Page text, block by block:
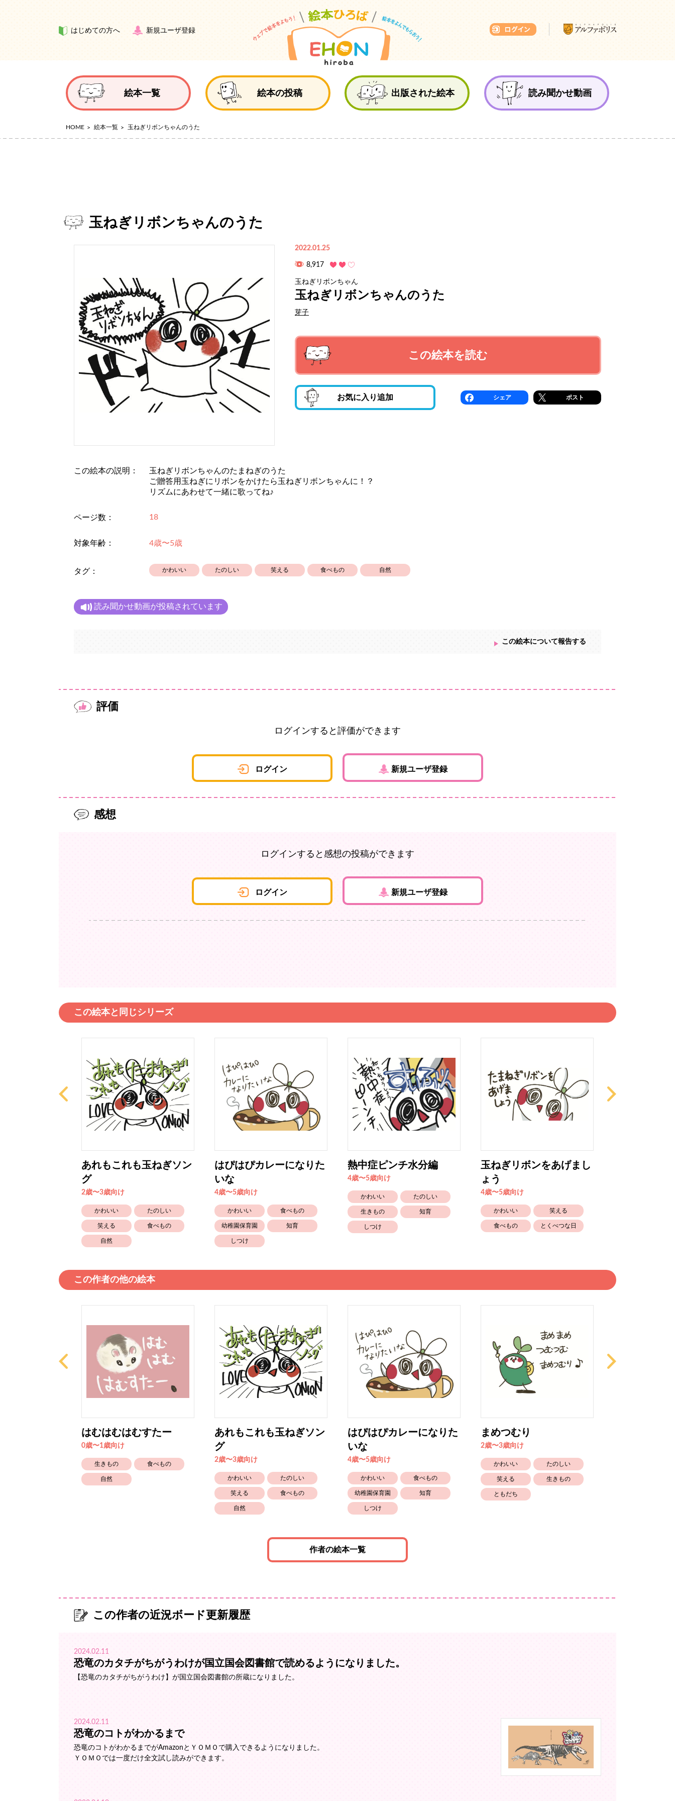
はじめての方へ 新規ユーザ登録
絵本一覧 絵本の投稿 出版された絵本 読み聞かせ動画
HOME 絵本一覧 玉ねぎリボンちゃんのうた
玉ねぎリボンちゃんのうた
2022.01.25
8,917
玉ねぎリボンちゃん
玉ねぎリボンちゃんのうた
芽子
この絵本を読む
お気に入り追加 シェア ポスト
この絵本の説明：
玉ねぎリボンちゃんのたまねぎのうた
ご贈答用玉ねぎにリボンをかけたら玉ねぎリボンちゃんに！？
リズムにあわせて一緒に歌ってね♪
ページ数： 18
対象年齢： 4歳〜5歳
タグ： かわいい たのしい 笑える 食べもの 自然
読み聞かせ動画が投稿されています
この絵本について報告する
評価
ログインすると評価ができます
ログイン 新規ユーザ登録
感想
ログインすると感想の投稿ができます
ログイン 新規ユーザ登録
この絵本と同じシリーズ
あれもこれも玉ねぎソン
グ
2歳〜3歳向け
かわいい たのしい
笑える 食べもの
自然
はぴはぴカレーになりた
いな
4歳〜5歳向け
かわいい 食べもの
幼稚園保育園 知育
しつけ
熱中症ピンチ水分編
4歳〜5歳向け
かわいい たのしい
生きもの 知育
しつけ
玉ねぎリボンをあげまし
ょう
4歳〜5歳向け
かわいい 笑える
食べもの とくべつな日
この作者の他の絵本
はむはむはむすたー
0歳〜1歳向け
生きもの 食べもの
自然
あれもこれも玉ねぎソン
グ
2歳〜3歳向け
かわいい たのしい
笑える 食べもの
自然
はぴはぴカレーになりた
いな
4歳〜5歳向け
かわいい 食べもの
幼稚園保育園 知育
しつけ
まめつむり
2歳〜3歳向け
かわいい たのしい
笑える 生きもの
ともだち
作者の絵本一覧
この作者の近況ボード更新履歴
2024.02.11
恐竜のカタチがちがうわけが国立国会図書館で読めるようになりました。
【恐竜のカタチがちがうわけ】が国立国会図書館の所蔵になりました。
2024.02.11
恐竜のコトがわかるまで
恐竜のコトがわかるまでがAmazonとＹＯＭＯで購入できるようになりました。
ＹＯＭＯでは一度だけ全文試し読みができます。